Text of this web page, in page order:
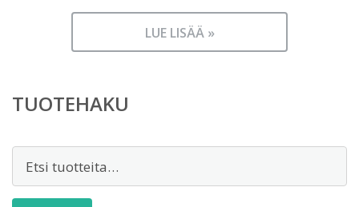
LUE LISÄÄ »
TUOTEHAKU